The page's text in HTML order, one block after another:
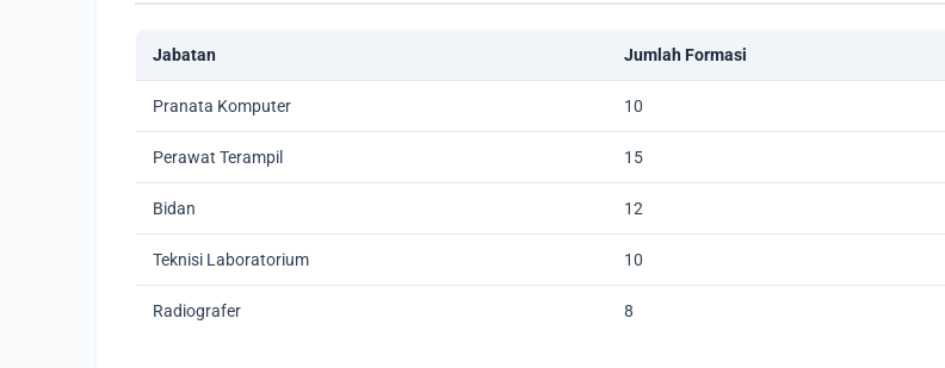
Jabatan Jumlah Formasi
Pranata Komputer 10
Perawat Terampil 15
Bidan 12
Teknisi Laboratorium 10
Radiografer 8